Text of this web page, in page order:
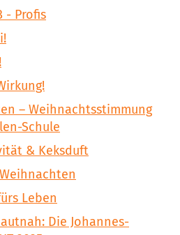
- Profis
– Weihnachtsstimmung
Schule
& Keksduft
Leben
Die Johannes-